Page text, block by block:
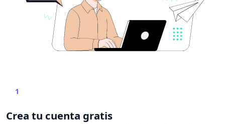
1
Crea tu cuenta gratis